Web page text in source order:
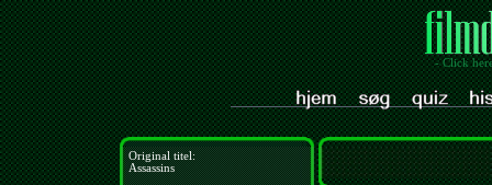
- Click
Original titel:
Assassins